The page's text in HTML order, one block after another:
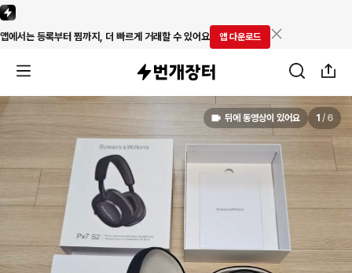
앱에서는 등록부터 찜까지, 더 빠르게 거래할 수 있어요 앱 다운로드
뒤에 동영상이 있어요 1 / 6